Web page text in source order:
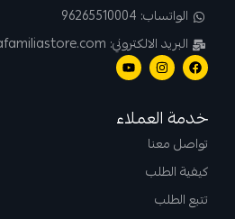
الواتساب: 96265510004
البريد الالكتروني: info@lafamiliastore.com
خدمة العملاء
تواصل معنا
كيفية الطلب
تتبع الطلب